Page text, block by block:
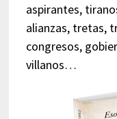
aspirantes,
alianzas, tretas,
congresos,
villanos…